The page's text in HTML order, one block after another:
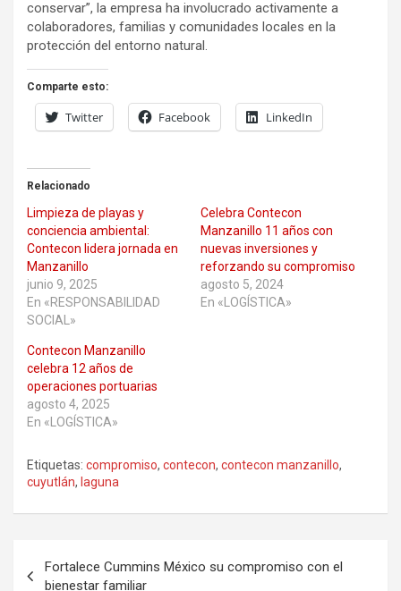
conservar”, la empresa ha involucrado activamente a
colaboradores, familias y comunidades locales en la
protección del entorno natural.
Comparte esto:
Twitter Facebook LinkedIn
Relacionado
Limpieza de playas y
conciencia ambiental:
Contecon lidera jornada en
Manzanillo
junio 9, 2025
En «RESPONSABILIDAD
SOCIAL»
Celebra Contecon
Manzanillo 11 años con
nuevas inversiones y
reforzando su compromiso
agosto 5, 2024
En «LOGÍSTICA»
Contecon Manzanillo
celebra 12 años de
operaciones portuarias
agosto 4, 2025
En «LOGÍSTICA»
Etiquetas: compromiso, contecon, contecon manzanillo,
cuyutlán, laguna
de
Fortalece Cummins México su compromiso con el
bienestar familiar